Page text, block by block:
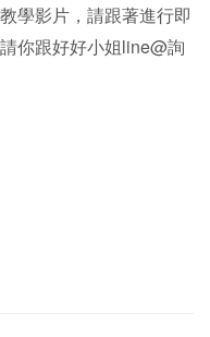
學影片，請跟著進行即
你跟好好小姐line@詢